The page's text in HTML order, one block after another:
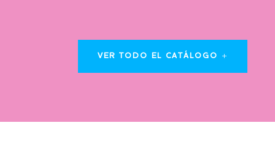
VER TODO EL CATÁLOGO